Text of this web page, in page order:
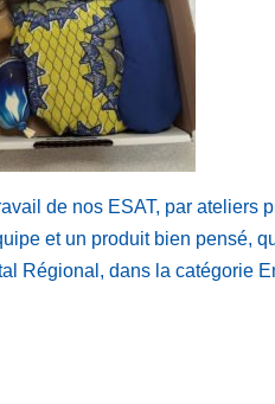
de nos ESAT, par
et un produit bien pensé,
Régional, dans la catégorie